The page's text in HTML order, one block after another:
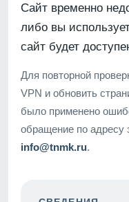
Сайт временно
либо вы
сайт будет
Для повторной
VPN и обновить
было применено
обращение по адресу
info@tnmk.ru.